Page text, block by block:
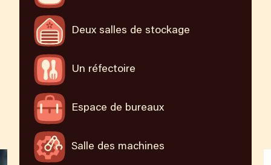
Deux salles de stockage
Un réfectoire
Espace de bureaux
Salle des machines